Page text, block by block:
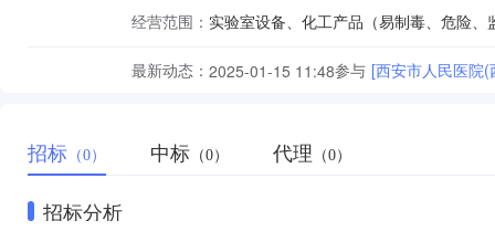
经营范围：
最新动态： 2025-01-15 11:48参与 [西安市人民医院
招标 （0） 中标 （0） 代理 （0）
招标分析